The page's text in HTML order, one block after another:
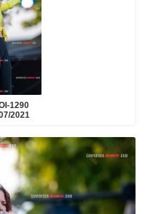
1290
2021